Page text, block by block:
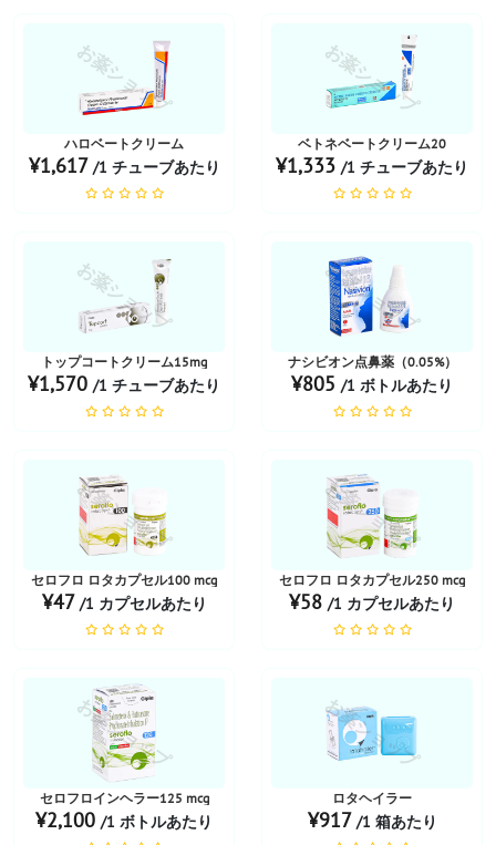
お薬ショップ
ハロベートクリーム
¥1,617 /1 チューブあたり
お薬ショップ
ベトネベートクリーム20
¥1,333 /1 チューブあたり
お薬ショップ
トップコートクリーム15mg
¥1,570 /1 チューブあたり
お薬ショップ
ナシビオン点鼻薬（0.05%）
¥805 /1 ボトルあたり
お薬ショップ
セロフロ ロタカプセル100 mcg
¥47 /1 カプセルあたり
お薬ショップ
セロフロ ロタカプセル250 mcg
¥58 /1 カプセルあたり
お薬ショップ
セロフロインヘラー125 mcg
¥2,100 /1 ボトルあたり
お薬ショップ
ロタヘイラー
¥917 /1 箱あたり